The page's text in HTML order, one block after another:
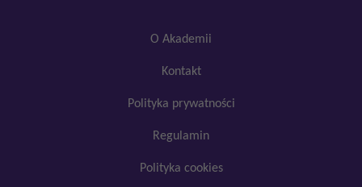
O Akademii
Kontakt
Polityka prywatności
Regulamin
Polityka cookies